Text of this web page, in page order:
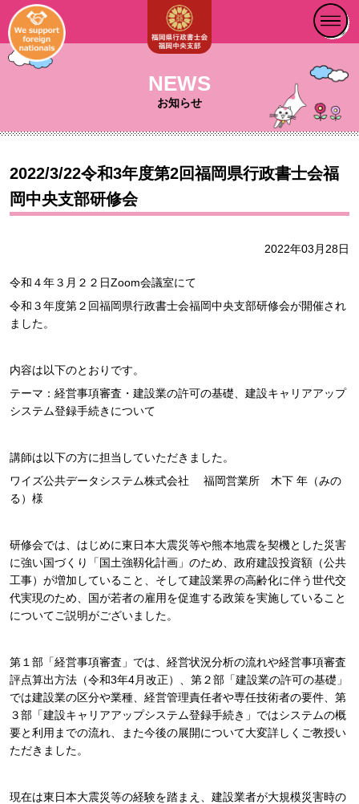
NEWS
お知らせ
2022/3/22令和3年度第2回福岡県行政書士会福
岡中央支部研修会
2022年03月28日
令和４年３月２２日Zoom会議室にて
令和３年度第２回福岡県行政書士会福岡中央支部研修会が開催され
ました。
内容は以下のとおりです。
テーマ：経営事項審査・建設業の許可の基礎、建設キャリアアップ
システム登録手続きについて
講師は以下の方に担当していただきました。
ワイズ公共データシステム株式会社 福岡営業所 木下 年（みの
る）様
研修会では、はじめに東日本大震災等や熊本地震を契機とした災害
に強い国づくり「国土強靱化計画」のため、政府建設投資額（公共
工事）が増加していること、そして建設業界の高齢化に伴う世代交
代実現のため、国が若者の雇用を促進する政策を実施していること
についてご説明がございました。
第１部「経営事項審査」では、経営状況分析の流れや経営事項審査
評点算出方法（令和3年4月改正）、第２部「建設業の許可の基礎」
では建設業の区分や業種、経営管理責任者や専任技術者の要件、第
３部「建設キャリアアップシステム登録手続き」ではシステムの概
要と利用までの流れ、また今後の展開について大変詳しくご教授い
ただきました。
現在は東日本大震災等の経験を踏まえ、建設業者が大規模災害時の